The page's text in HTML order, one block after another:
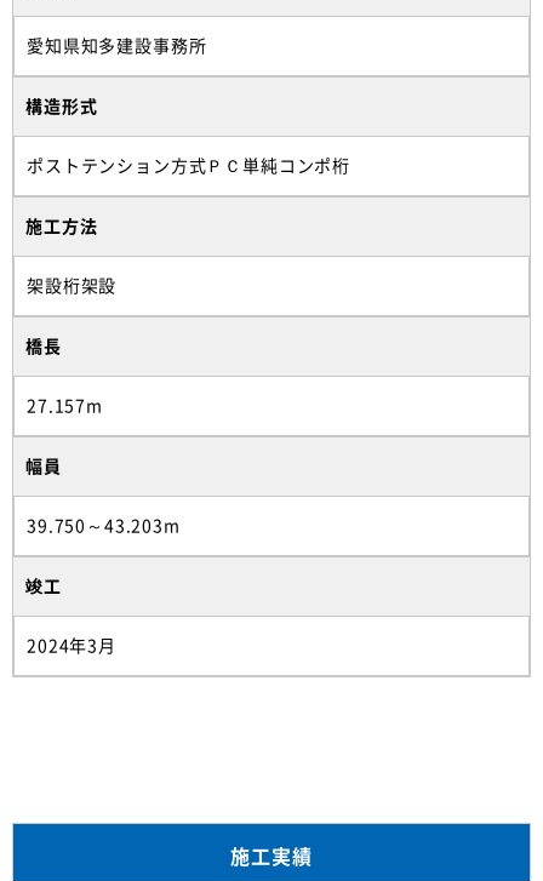
愛知県知多建設事務所
構造形式
ポストテンション方式ＰＣ単純コンポ桁
施工方法
架設桁架設
橋長
27.157m
幅員
39.750～43.203m
竣工
2024年3月
施工実績